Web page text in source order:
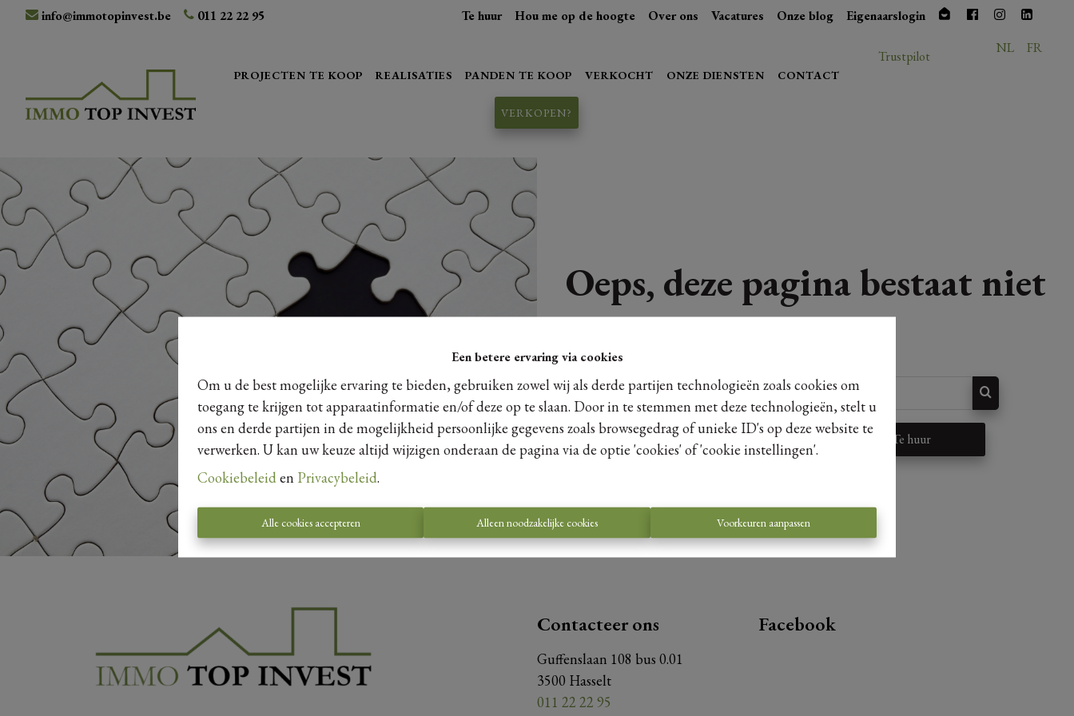
Een betere ervaring via cookies
Om u de best mogelijke ervaring te bieden, gebruiken zowel wij als derde partijen technologieën zoals cookies om
toegang te krijgen tot apparaatinformatie en/of deze op te slaan. Door in te stemmen met deze technologieën, stelt u
ons en derde partijen in de mogelijkheid persoonlijke gegevens zoals browsegedrag of unieke ID's op deze website te
verwerken. U kan uw keuze altijd wijzigen onderaan de pagina via de optie 'cookies' of 'cookie instellingen'.
Cookiebeleid en Privacybeleid.
Alle cookies accepteren Alleen noodzakelijke cookies Voorkeuren aanpassen
info@immotopinvest.be 011 22 22 95 Te huur Hou me op de hoogte Over ons Vacatures Onze blog Eigenaarslogin
PROJECTEN TE KOOP REALISATIES PANDEN TE KOOP VERKOCHT ONZE DIENSTEN CONTACT
VERKOPEN?
NL FR
Trustpilot
Oeps, deze pagina bestaat niet
meer
Te koop Te huur
Contacteer ons
Guffenslaan 108 bus 0.01
3500 Hasselt
011 22 22 95
Facebook